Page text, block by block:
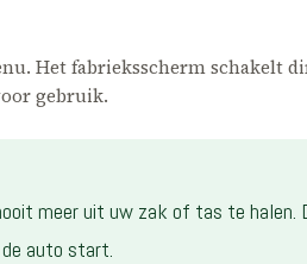
Het fabrieksscherm schakelt
gebruik.
meer uit uw zak of tas te halen.
auto start.